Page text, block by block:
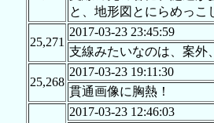
と、地形図とにらめっこ
25,271
2017-03-23 23:45:59
支線みたいなのは、案外
25,268
2017-03-23 19:11:30
貫通画像に胸熱！
2017-03-23 12:46:03